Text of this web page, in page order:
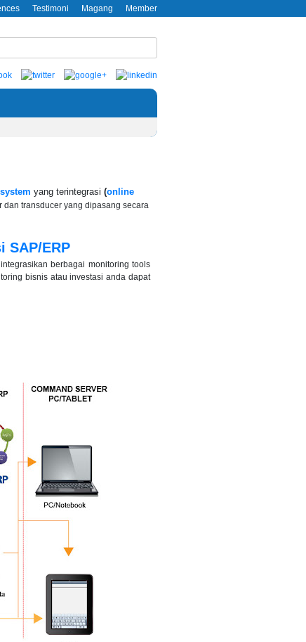
Testimoni Magang Member
yang terintegrasi (online
transducer yang dipasang secara
SAP/ERP
berbagai monitoring tools
bisnis atau investasi anda dapat